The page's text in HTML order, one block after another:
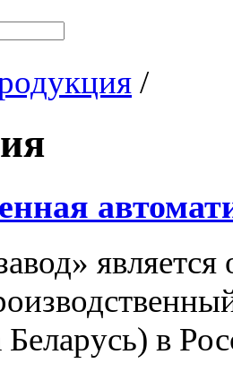
/
Беларусь) в